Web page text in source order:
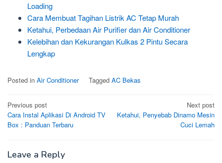
Loading
Cara Membuat Tagihan Listrik AC Tetap Murah
Ketahui, Perbedaan Air Purifier dan Air Conditioner
Kelebihan dan Kekurangan Kulkas 2 Pintu Secara
Lengkap
Posted in Air Conditioner Tagged AC Bekas
Post
navigation
Previous post
Cara Instal Aplikasi Di Android TV
Box : Panduan Terbaru
Next post
Ketahui, Penyebab Dinamo Mesin
Cuci Lemah
Leave a Reply